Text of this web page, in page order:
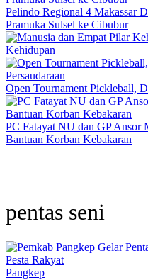
Pelindo Regional 4 Makassar
Pramuka Sulsel ke Cibubur
Kehidupan
Open Tournament Pickleball,
PC Fatayat NU dan GP Ansor
Bantuan Korban Kebakaran
pentas seni
Pangkep